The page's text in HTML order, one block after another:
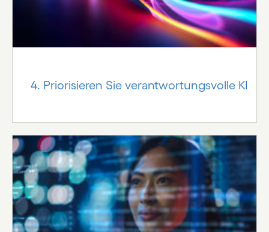
4. Priorisieren Sie verantwortungsvolle KI